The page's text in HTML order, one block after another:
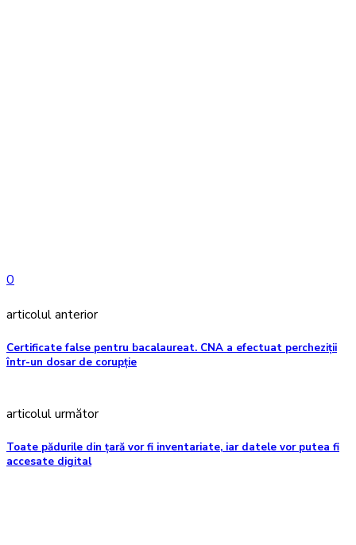
0
articolul anterior
Certificate false pentru bacalaureat. CNA a efectuat percheziții
într-un dosar de corupție
articolul următor
Toate pădurile din țară vor fi inventariate, iar datele vor putea fi
accesate digital